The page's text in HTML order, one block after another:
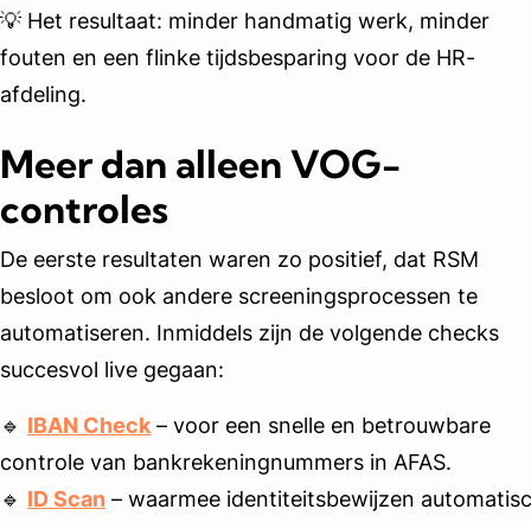
💡 Het resultaat: minder handmatig werk, minder
fouten en een flinke tijdsbesparing voor de HR-
afdeling.
Meer dan alleen VOG-
controles
De eerste resultaten waren zo positief, dat RSM
besloot om ook andere screeningsprocessen te
automatiseren. Inmiddels zijn de volgende checks
succesvol live gegaan:
🔹 IBAN Check – voor een snelle en betrouwbare
controle van bankrekeningnummers in AFAS.
🔹 ID Scan – waarmee identiteitsbewijzen